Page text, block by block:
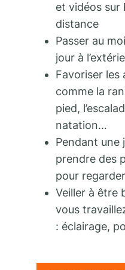
et vidéos sur
distance
Passer au
jour à
Favoriser les
comme la
pied,
natation…
Pendant une
prendre des
pour
Veiller à être
vous
: éclairage,